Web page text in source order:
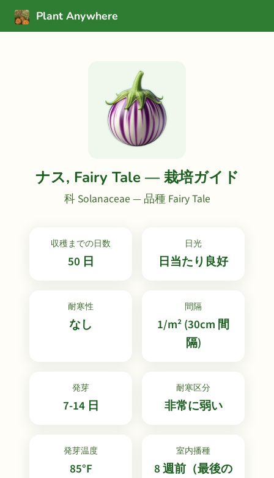
Plant Anywhere
ナス, Fairy Tale — 栽培ガイド
科 Solanaceae — 品種 Fairy Tale
収穫までの日数
50 日
日光
日当たり良好
耐寒性
なし
間隔
1/m² (30cm 間
隔)
発芽
7-14 日
耐寒区分
非常に弱い
発芽温度
85°F
室内播種
8 週前（最後の